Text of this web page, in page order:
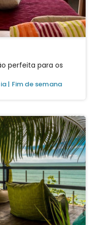
perfeita para os
| Fim de semana